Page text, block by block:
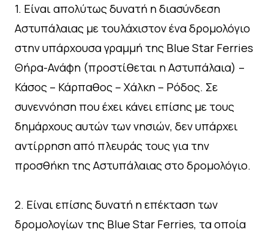
1. Είναι απολύτως δυνατή η διασύνδεση
Αστυπάλαιας με τουλάχιστον ένα δρομολόγιο
στην υπάρχουσα γραμμή της Blue Star Ferries
Θήρα-Ανάφη (προστίθεται η Αστυπάλαια) –
Κάσος – Κάρπαθος – Χάλκη – Ρόδος. Σε
συνεννόηση που έχει κάνει επίσης με τους
δημάρχους αυτών των νησιών, δεν υπάρχει
αντίρρηση από πλευράς τους για την
προσθήκη της Αστυπάλαιας στο δρομολόγιο.
2. Είναι επίσης δυνατή η επέκταση των
δρομολογίων της Blue Star Ferries, τα οποία